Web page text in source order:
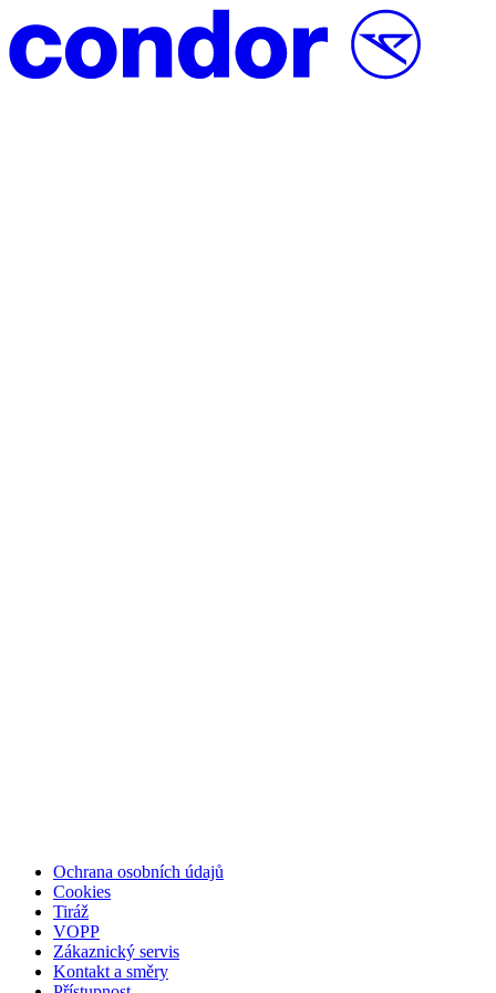
Ochrana osobních údajů
Cookies
Tiráž
VOPP
Zákaznický servis
Kontakt a směry